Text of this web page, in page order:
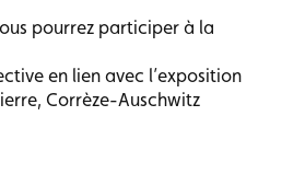
pourrez participer à la
en lien avec l’exposition
Corrèze-Auschwitz